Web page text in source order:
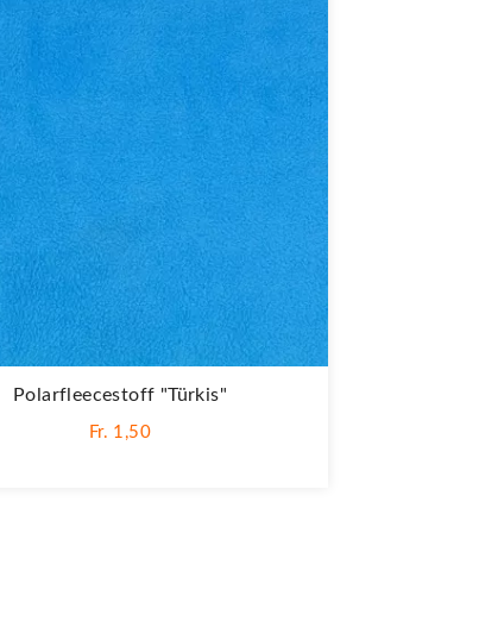
Polarfleecestoff "Türkis"
Fr. 1,50